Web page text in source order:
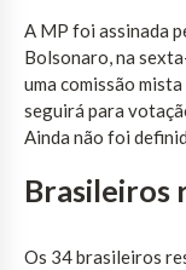
A MP foi assinada
Bolsonaro, na
uma comissão
seguirá para
Ainda não foi
Brasileiros
Os 34 brasileiros